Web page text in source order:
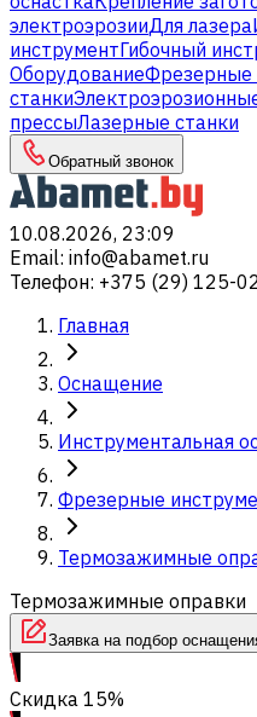
электроэрозииДля лазера
инструментГибочный
ОборудованиеФрезерные
станки
прессыЛазерные станки
Обратный звонок
10.08.2026, 23:09
Email: info@abamet.ru
Телефон: +375 (29) 125-
Главная
Оснащение
Инструментальная
Фрезерные
Термозажимные
Термозажимные оправки
Заявка на подбор
Скидка 15%